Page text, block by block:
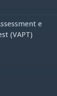
e
(VAPT)